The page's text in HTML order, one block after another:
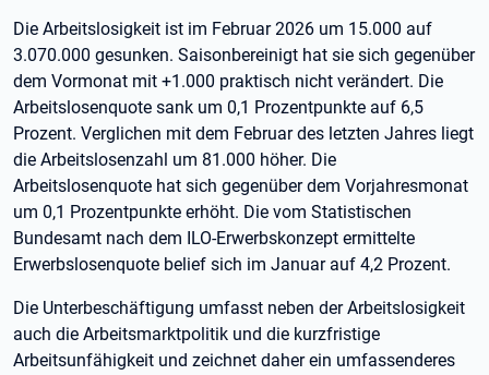
Die Arbeitslosigkeit ist im Februar 2026 um 15.000 auf
3.070.000 gesunken. Saisonbereinigt hat sie sich gegenüber
dem Vormonat mit +1.000 praktisch nicht verändert. Die
Arbeitslosenquote sank um 0,1 Prozentpunkte auf 6,5
Prozent. Verglichen mit dem Februar des letzten Jahres liegt
die Arbeitslosenzahl um 81.000 höher. Die
Arbeitslosenquote hat sich gegenüber dem Vorjahresmonat
um 0,1 Prozentpunkte erhöht. Die vom Statistischen
Bundesamt nach dem ILO-Erwerbskonzept ermittelte
Erwerbslosenquote belief sich im Januar auf 4,2 Prozent.
Die Unterbeschäftigung umfasst neben der Arbeitslosigkeit
auch die Arbeitsmarktpolitik und die kurzfristige
Arbeitsunfähigkeit und zeichnet daher ein umfassenderes